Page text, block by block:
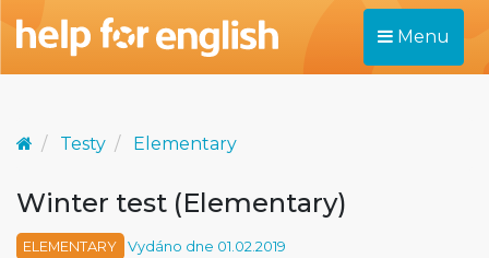
Menu
Testy Elementary
Winter test (Elementary)
ELEMENTARY Vydáno dne 01.02.2019